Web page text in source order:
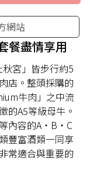
網站
餐盡情享用
宮」皆步行約5
店。整頭採購的
牛肉」之中流
的A5等級母牛。
內容的A・B・C
豐富酒類一同享
常適合與重要的